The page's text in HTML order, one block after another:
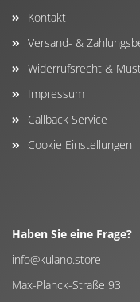
Kontakt
Versand- &
Widerrufsrecht &
Impressum
Callback Service
Cookie Einstellungen
Haben Sie eine Frage?
info@kulano.store
Max-Planck-Straße 93